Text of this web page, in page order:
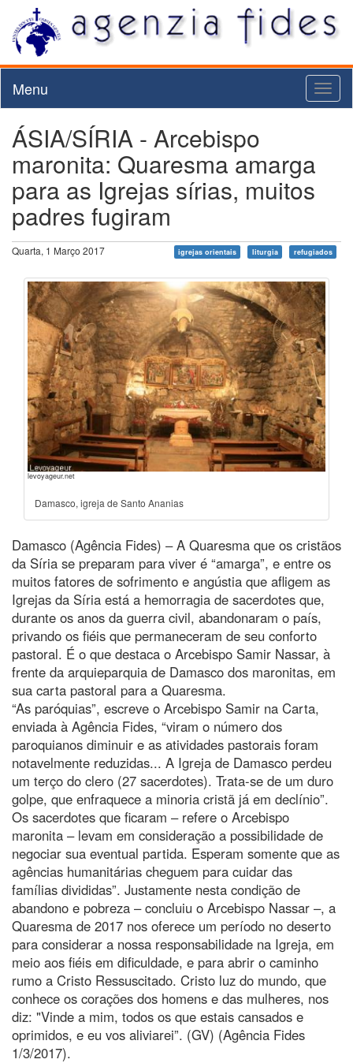
Menu
ÁSIA/SÍRIA - Arcebispo
maronita: Quaresma amarga
para as Igrejas sírias, muitos
padres fugiram
Quarta, 1 Março 2017 igrejas orientais liturgia refugiados
levoyageur.net
Damasco, igreja de Santo Ananias
Damasco (Agência Fides) – A Quaresma que os cristãos
da Síria se preparam para viver é “amarga”, e entre os
muitos fatores de sofrimento e angústia que afligem as
Igrejas da Síria está a hemorragia de sacerdotes que,
durante os anos da guerra civil, abandonaram o país,
privando os fiéis que permaneceram de seu conforto
pastoral. É o que destaca o Arcebispo Samir Nassar, à
frente da arquieparquia de Damasco dos maronitas, em
sua carta pastoral para a Quaresma.
“As paróquias”, escreve o Arcebispo Samir na Carta,
enviada à Agência Fides, “viram o número dos
paroquianos diminuir e as atividades pastorais foram
notavelmente reduzidas... A Igreja de Damasco perdeu
um terço do clero (27 sacerdotes). Trata-se de um duro
golpe, que enfraquece a minoria cristã já em declínio”.
Os sacerdotes que ficaram – refere o Arcebispo
maronita – levam em consideração a possibilidade de
negociar sua eventual partida. Esperam somente que as
agências humanitárias cheguem para cuidar das
famílias divididas”. Justamente nesta condição de
abandono e pobreza – concluiu o Arcebispo Nassar –, a
Quaresma de 2017 nos oferece um período no deserto
para considerar a nossa responsabilidade na Igreja, em
meio aos fiéis em dificuldade, e para abrir o caminho
rumo a Cristo Ressuscitado. Cristo luz do mundo, que
conhece os corações dos homens e das mulheres, nos
diz: "Vinde a mim, todos os que estais cansados e
oprimidos, e eu vos aliviarei”. (GV) (Agência Fides
1/3/2017).